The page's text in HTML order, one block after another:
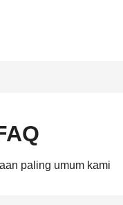
paling umum kami